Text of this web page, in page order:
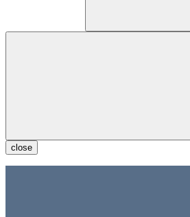
close